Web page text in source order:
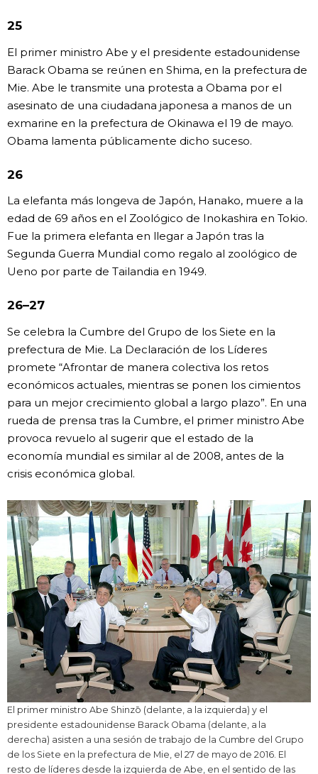
25
El primer ministro Abe y el presidente estadounidense
Barack Obama se reúnen en Shima, en la prefectura de
Mie. Abe le transmite una protesta a Obama por el
asesinato de una ciudadana japonesa a manos de un
exmarine en la prefectura de Okinawa el 19 de mayo.
Obama lamenta públicamente dicho suceso.
26
La elefanta más longeva de Japón, Hanako, muere a la
edad de 69 años en el Zoológico de Inokashira en Tokio.
Fue la primera elefanta en llegar a Japón tras la
Segunda Guerra Mundial como regalo al zoológico de
Ueno por parte de Tailandia en 1949.
26–27
Se celebra la Cumbre del Grupo de los Siete en la
prefectura de Mie. La Declaración de los Líderes
promete “Afrontar de manera colectiva los retos
económicos actuales, mientras se ponen los cimientos
para un mejor crecimiento global a largo plazo”. En una
rueda de prensa tras la Cumbre, el primer ministro Abe
provoca revuelo al sugerir que el estado de la
economía mundial es similar al de 2008, antes de la
crisis económica global.
El primer ministro Abe Shinzō (delante, a la izquierda) y el
presidente estadounidense Barack Obama (delante, a la
derecha) asisten a una sesión de trabajo de la Cumbre del Grupo
de los Siete en la prefectura de Mie, el 27 de mayo de 2016. El
resto de líderes desde la izquierda de Abe, en el sentido de las